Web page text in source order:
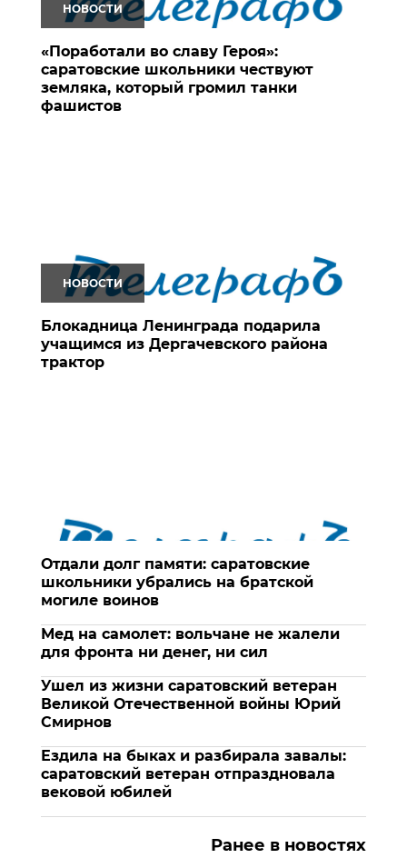
НОВОСТИ
«Поработали во славу Героя»:
саратовские школьники чествуют
земляка, который громил танки
фашистов
НОВОСТИ
Блокадница Ленинграда подарила
учащимся из Дергачевского района
трактор
Отдали долг памяти: саратовские
школьники убрались на братской
могиле воинов
Мед на самолет: вольчане не жалели
для фронта ни денег, ни сил
Ушел из жизни саратовский ветеран
Великой Отечественной войны Юрий
Смирнов
Ездила на быках и разбирала завалы:
саратовский ветеран отпраздновала
вековой юбилей
Ранее в новостях